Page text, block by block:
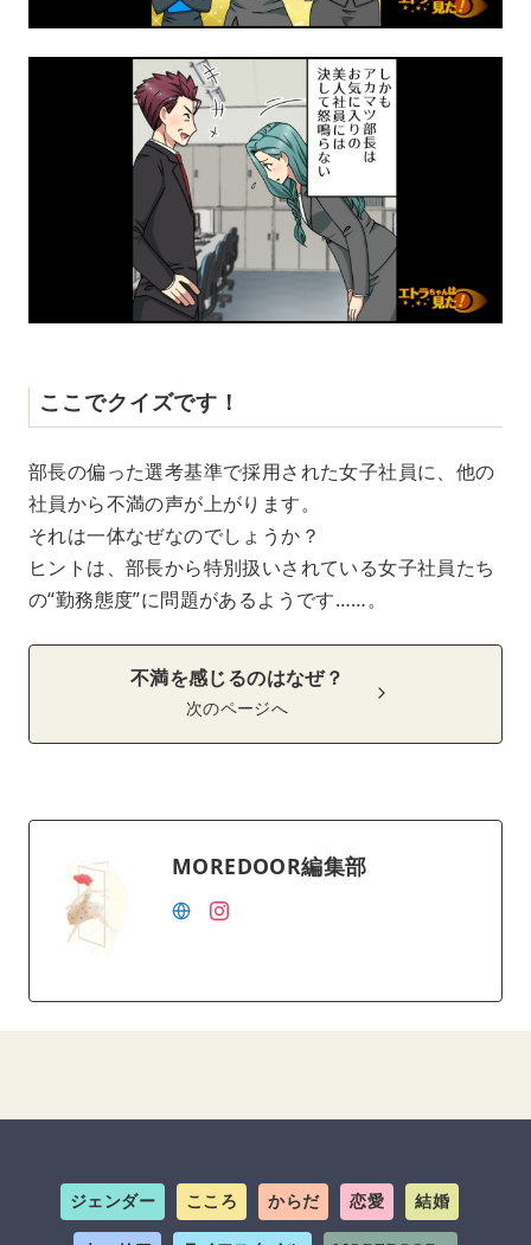
ここでクイズです！
部長の偏った選考基準で採用された女子社員に、他の
社員から不満の声が上がります。
それは一体なぜなのでしょうか？
ヒントは、部長から特別扱いされている女子社員たち
の“勤務態度”に問題があるようです……。
不満を感じるのはなぜ？
次のページへ
MOREDOOR編集部
ジェンダー こころ からだ 恋愛 結婚